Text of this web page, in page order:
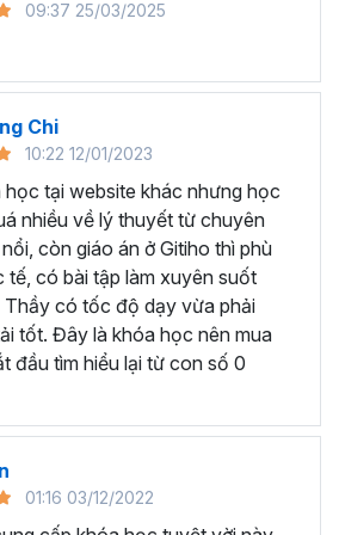
nhiều thời gian, công sức để xử lý
ta cũng không biết những thứ
hay không.
nghiệp tại Việt Nam
khi ứng tuyển vào vị trí kế toán, xử
có yêu cầu thành thạo Excel xử lý
đã mở khóa học vềThủ thuật
tuần - EXG02 với hơn7h+ học
kèmbạn sẽ nhận được nhiều lợi
người có trình độ chuyên môn
thực tiễn dày dặn đã và đang đào
software, Vietcombank, MIC, Tập
TH True Milk
09:37 25/03/2025
Chi
10:22 12/01/2023
tại website khác nhưng học
nhiều về lý thuyết từ chuyên
còn giáo án ở Gitiho thì phù
tế, có bài tập làm xuyên suốt
Thầy có tốc độ dạy vừa phải
tốt. Đây là khóa học nên mua
đầu tìm hiểu lại từ con số 0
01:16 03/12/2022